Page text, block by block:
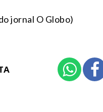
jornal O Globo)